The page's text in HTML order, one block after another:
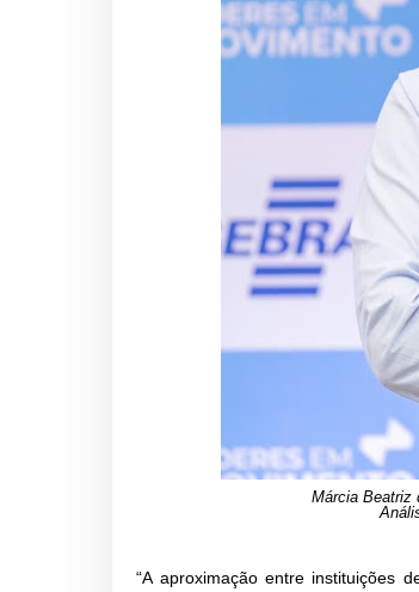
Márcia Beatriz
“A aproximação entre instituições